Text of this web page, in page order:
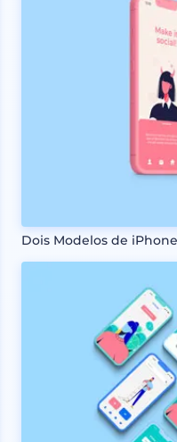
Dois Modelos de